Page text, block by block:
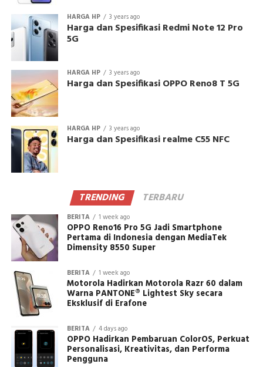
HARGA HP 3 years ago
Harga dan Spesifikasi Redmi Note 12 Pro
5G
HARGA HP 3 years ago
Harga dan Spesifikasi OPPO Reno8 T 5G
HARGA HP 3 years ago
Harga dan Spesifikasi realme C55 NFC
TRENDING TERBARU
BERITA 1 week ago
OPPO Reno16 Pro 5G Jadi Smartphone
Pertama di Indonesia dengan MediaTek
Dimensity 8550 Super
BERITA 1 week ago
Motorola Hadirkan Motorola Razr 60 dalam
Warna PANTONE® Lightest Sky secara
Eksklusif di Erafone
BERITA 4 days ago
OPPO Hadirkan Pembaruan ColorOS, Perkuat
Personalisasi, Kreativitas, dan Performa
Pengguna